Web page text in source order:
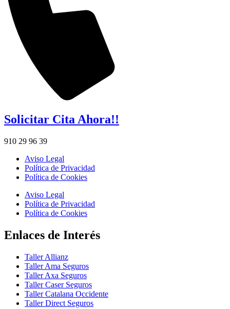
Solicitar Cita Ahora!!
910 29 96 39
Aviso Legal
Política de Privacidad
Política de Cookies
Aviso Legal
Política de Privacidad
Política de Cookies
Enlaces de Interés
Taller Allianz
Taller Ama Seguros
Taller Axa Seguros
Taller Caser Seguros
Taller Catalana Occidente
Taller Direct Seguros